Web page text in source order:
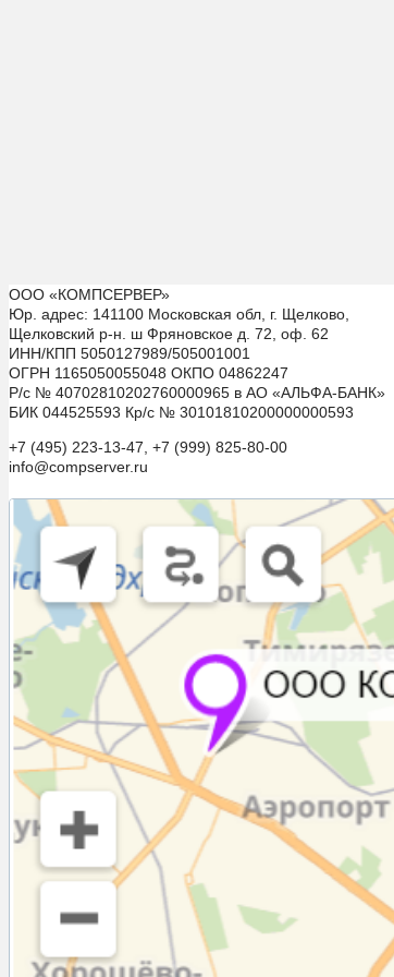
ООО «КОМПСЕРВЕР»
Юр. адрес: 141100 Московская обл, г. Щелково,
Щелковский р-н. ш Фряновское д. 72, оф. 62
ИНН/КПП 5050127989/505001001
ОГРН 1165050055048 ОКПО 04862247
Р/с № 40702810202760000965 в АО «АЛЬФА-БАНК»
БИК 044525593 Кр/с № 30101810200000000593
+7 (495) 223-13-47, +7 (999) 825-80-00
info@compserver.ru